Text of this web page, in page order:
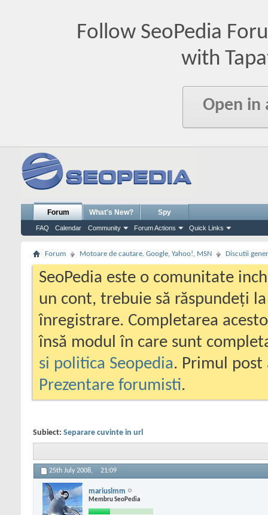
Follow SeoPedia
with
Open in
Forum
FAQ Calendar Community Forum Actions Quick Links
What's New? Spy
Forum Motoare de cautare. Google, Yahoo!, MSN Discutii
SeoPedia este o comunitate
un cont, trebuie să răspundeți
înregistrare. Completarea
însă modul în care sunt
si politica Seopedia. Primul
Prezentare forumisti.
Subiect: Separare cuvinte in url
25th July 2008, 21:09
mariuslmm
Membru SeoPedia